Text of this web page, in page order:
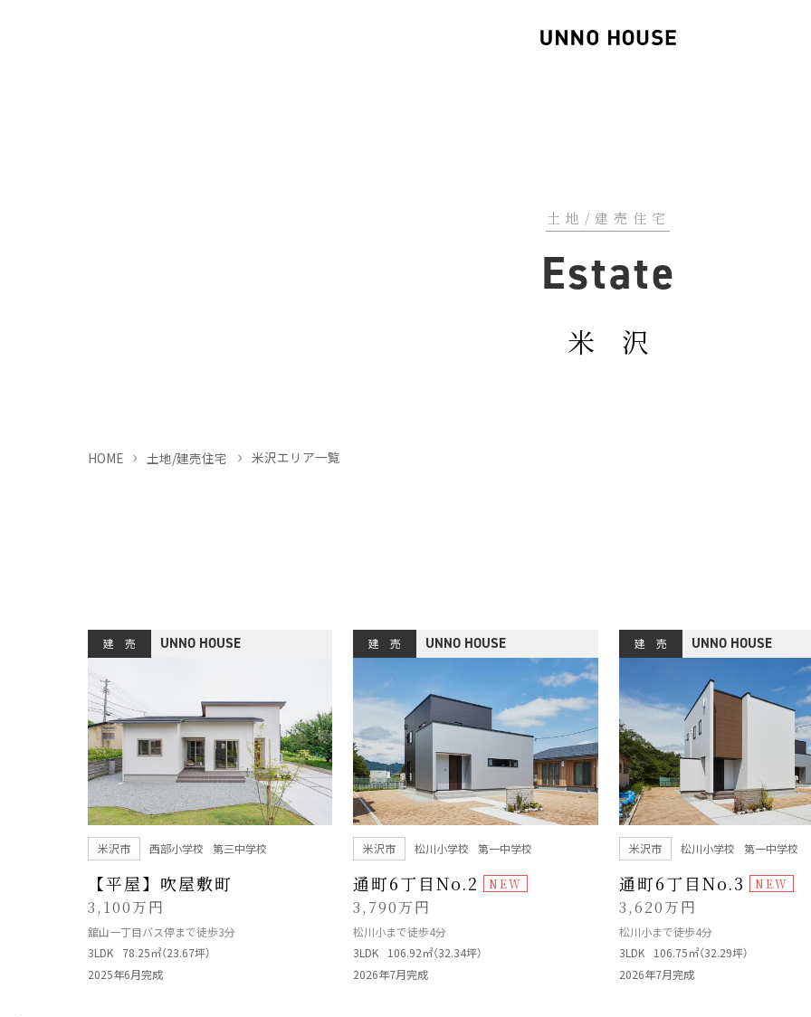
土地/建売住宅
Estate
米 沢
HOME 土地/建売住宅 米沢エリア一覧
建 売 UNNO HOUSE
米沢市 西部小学校 第三中学校
【平屋】吹屋敷町
3,100万円
舘山一丁目バス停まで徒歩3分
3LDK
78.25㎡（23.67坪）
2025年6月完成
建 売 UNNO HOUSE
米沢市 松川小学校 第一中学校
通町6丁目No.2
3,790万円
松川小まで徒歩4分
3LDK
106.92㎡（32.34坪）
2026年7月完成
建 売 UNNO HOUSE
米沢市 松川小学校 第一中学校
通町6丁目No.3
3,620万円
松川小まで徒歩4分
3LDK
106.75㎡（32.29坪）
2026年7月完成